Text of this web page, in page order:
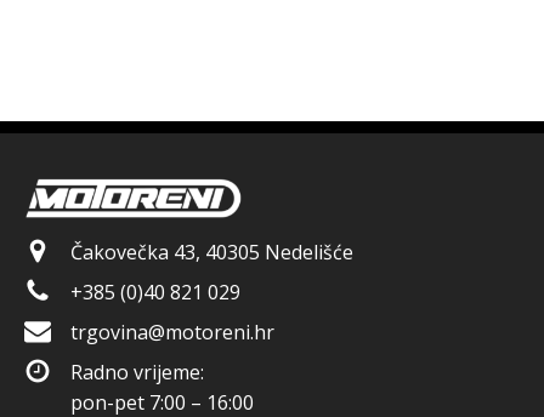
Čakovečka 43, 40305 Nedelišće
+385 (0)40 821 029
trgovina@motoreni.hr
Radno vrijeme:
pon-pet 7:00 – 16:00